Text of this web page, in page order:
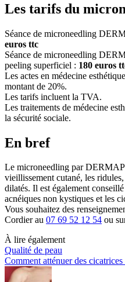
Les tarifs du
Séance de microneedling
euros ttc
Séance de microneedling
peeling superficiel : 180 euros
Les actes en médecine
montant de 20%.
Les tarifs incluent la TVA.
Les traitements de médecine
la sécurité sociale.
En bref
Le microneedling par
vieillissement cutané, les
dilatés. Il est également
acnéiques non kystiques et les
Vous souhaitez des
Cordier au 07 69 52 12 54 ou
À lire également
Qualité de peau
Comment atténuer des